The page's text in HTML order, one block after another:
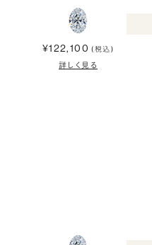
¥122,100 (税込)
詳しく見る